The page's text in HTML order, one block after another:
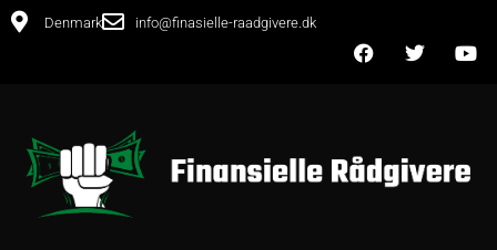
Denmark info@finasielle-raadgivere.dk